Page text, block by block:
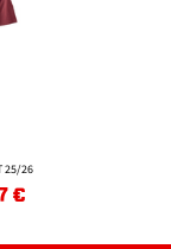
25/26
€